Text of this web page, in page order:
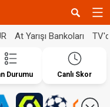
At Yarışı Bankoları
Durumu Canlı Skor